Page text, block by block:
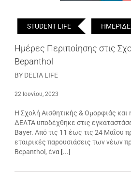
STUDENT LIFE
Ημέρες Περιποίησης στις
Bepanthol
BY DELTA LIFE
22 Ιουνίου, 2023
Η Σχολή Αισθητικής & Ομορφιάς και
ΔΕΛΤΑ υποδέχθηκε στις
Bayer. Από τις 11 έως τις 24 Μαΐου
εταιρικές παρουσιάσεις των νέων
Bepanthol, ένα [...]